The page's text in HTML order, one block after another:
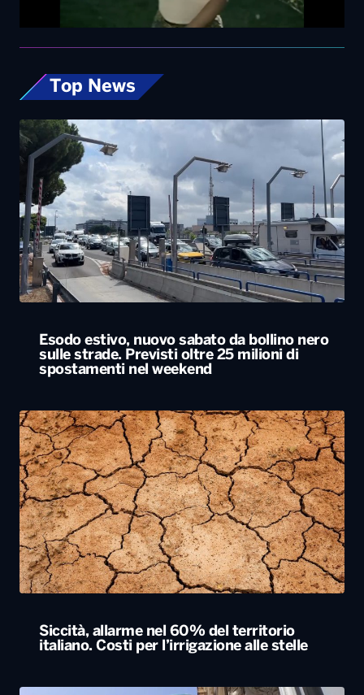
Top News
Esodo estivo, nuovo sabato da bollino nero
sulle strade. Previsti oltre 25 milioni di
spostamenti nel weekend
Siccità, allarme nel 60% del territorio
italiano. Costi per l’irrigazione alle stelle